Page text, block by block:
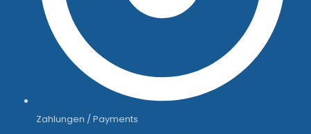
Zahlungen / Payments